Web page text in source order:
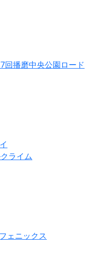
回播磨中央公園ロード
ライム
ェニックス